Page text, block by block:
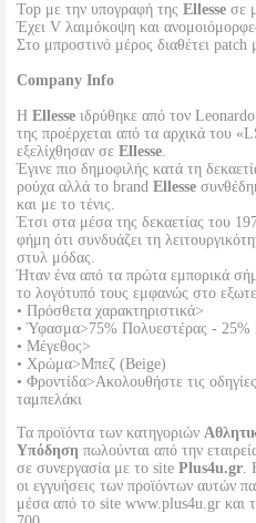
Top με την υπογραφή της Ellesse σε
Έχει V λαιμόκοψη και
Στο μπροστινό μέρος διαθέτει patch
Company Info
Η Ellesse ιδρύθηκε από τον
της προέρχεται από τα αρχικά του
εξελίχθησαν σε Ellesse.
Έγινε πιο δημοφιλής κατά τη
ρούχα αλλά τo brand Ellesse
και με το τένις.
Έτσι στα μέσα της δεκαετίας του
φήμη ότι συνδυάζει τη
στυλ μόδας.
Ήταν ένα από τα πρώτα εμπορικά
το λογότυπό τους εμφανώς στο
• Πρόσθετα χαρακτηριστικά>
• Ύφασμα>75% Πολυεστέρας - 25%
• Μέγεθος>
• Χρώμα>Μπεζ (Beige)
• Φροντίδα>Ακολουθήστε τις
ταμπελάκι
Τα προϊόντα των κατηγοριών
Υπόδηση πωλούνται από την
σε συνεργασία με το site Plus4u.gr.
οι εγγυήσεις των προϊόντων αυτών
μέσα από το site www.plus4u.gr και